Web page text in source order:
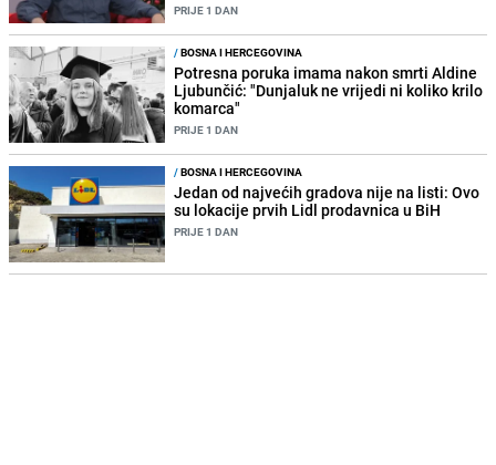
PRIJE 1 DAN
/BOSNA I HERCEGOVINA
Potresna poruka imama nakon smrti Aldine
Ljubunčić: "Dunjaluk ne vrijedi ni koliko krilo
komarca"
PRIJE 1 DAN
/BOSNA I HERCEGOVINA
Jedan od najvećih gradova nije na listi: Ovo
su lokacije prvih Lidl prodavnica u BiH
PRIJE 1 DAN